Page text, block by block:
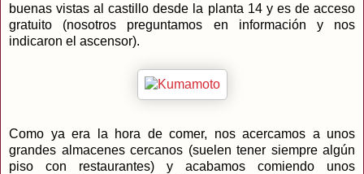
buenas vistas al castillo desde la planta 14 y es de acceso
gratuito (nosotros preguntamos en información y nos
indicaron el ascensor).
Como ya era la hora de comer, nos acercamos a unos
grandes almacenes cercanos (suelen tener siempre algún
piso con restaurantes) y acabamos comiendo unos